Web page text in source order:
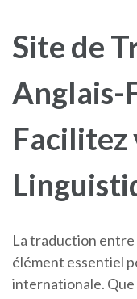
Site de
Anglais-
Facilitez
La traduction entre
élément essentiel
internationale. Que